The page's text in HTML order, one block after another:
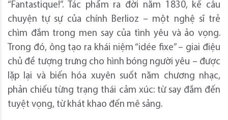
“Fantastique!”. Tác phẩm ra đời năm 1830, kể câu
chuyện tự sự của chính Berlioz – một nghệ sĩ trẻ
chìm đắm trong men say của tình yêu và ảo vọng.
Trong đó, ông tạo ra khái niệm “idée fixe” – giai điệu
chủ đề tượng trưng cho hình bóng người yêu – được
lặp lại và biến hóa xuyên suốt năm chương nhạc,
phản chiếu từng trạng thái cảm xúc: từ say đắm đến
tuyệt vọng, từ khát khao đến mê sảng.